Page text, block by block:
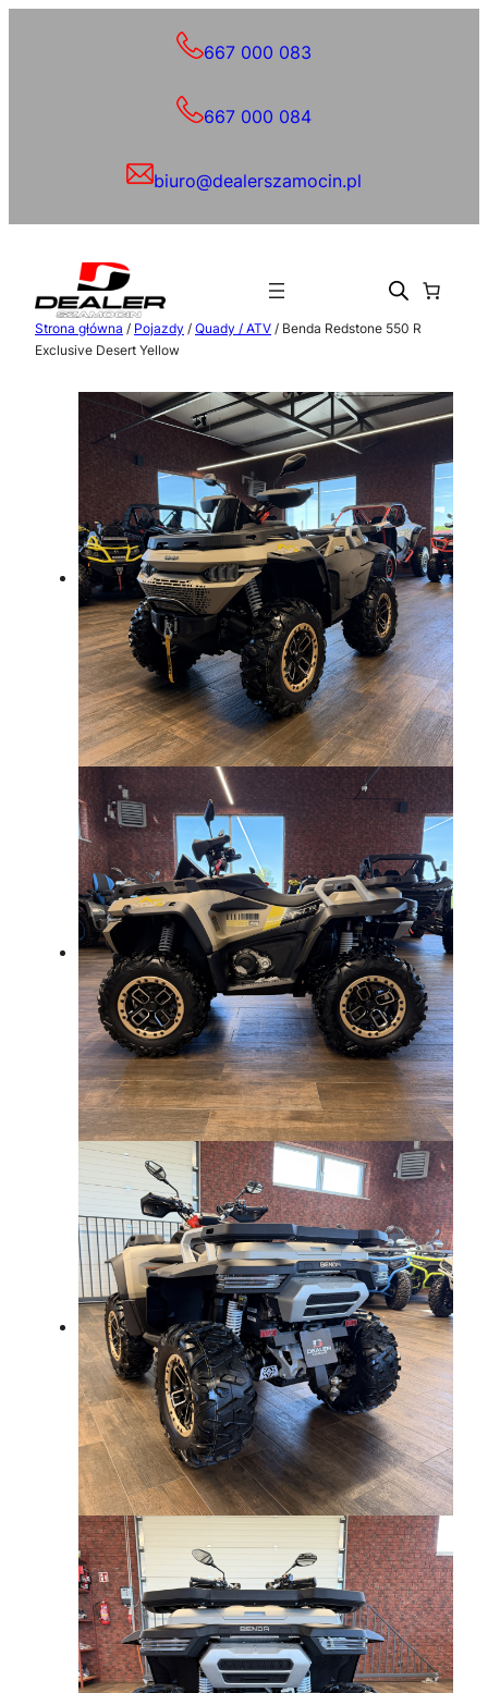
667 000 083
667 000 084
biuro@dealerszamocin.pl
Strona główna / Pojazdy / Quady / ATV / Benda Redstone 550 R
Exclusive Desert Yellow